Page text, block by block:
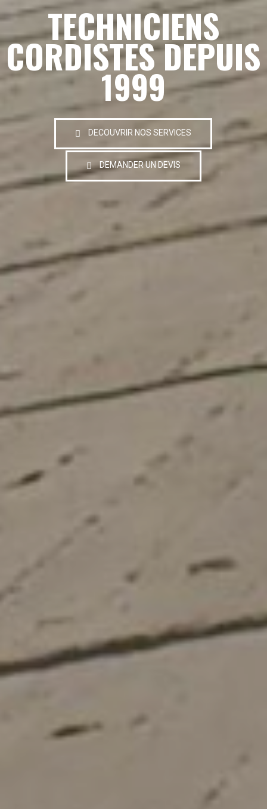
TECHNICIENS
CORDISTES DEPUIS
1999
DECOUVRIR NOS SERVICES
DEMANDER UN DEVIS